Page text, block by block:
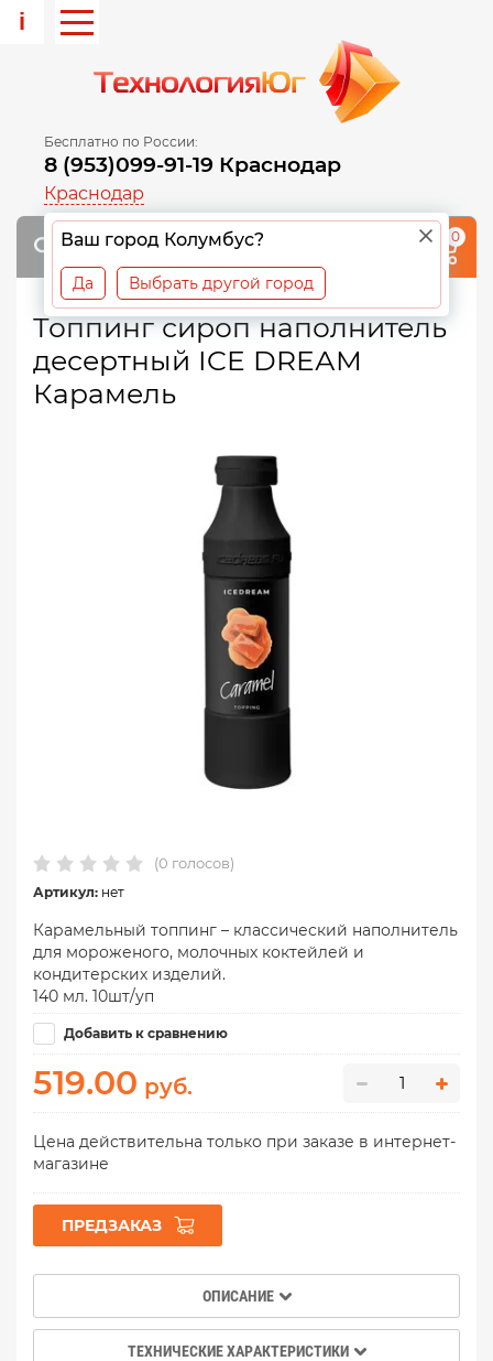
i
Бесплатно по России:
8 (953)099-91-19 Краснодар
Краснодар
Ваш город Колумбус?
Да Выбрать другой город
0
Топпинг сироп наполнитель
десертный ICE DREАM
Карамель
(0 голосов)
Артикул: нет
Карамельный топпинг – классический наполнитель
для мороженого, молочных коктейлей и
кондитерских изделий.
140 мл. 10шт/уп
Добавить к сравнению
519.00 руб.
Цена действительна только при заказе в интернет-
магазине
ПРЕДЗАКАЗ
ОПИСАНИЕ
ТЕХНИЧЕСКИЕ ХАРАКТЕРИСТИКИ